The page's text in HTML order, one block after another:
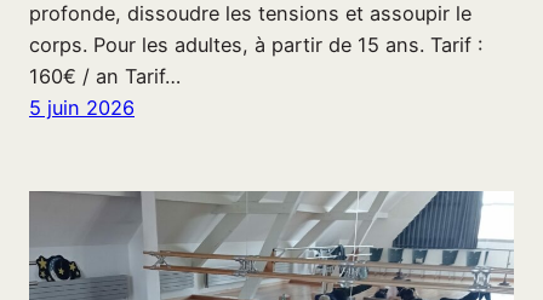
profonde, dissoudre les tensions et assoupir le
corps. Pour les adultes, à partir de 15 ans. Tarif :
160€ / an Tarif…
5 juin 2026